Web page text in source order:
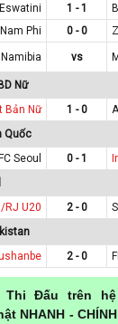
Eswatini 1 - 1
Nam Phi 0 - 0
Namibia vs
Nữ
Bản Nữ 1 - 0
Quốc
Seoul 0 - 1
RJ U20 2 - 0
2 - 0
Đấu trên
NHANH -